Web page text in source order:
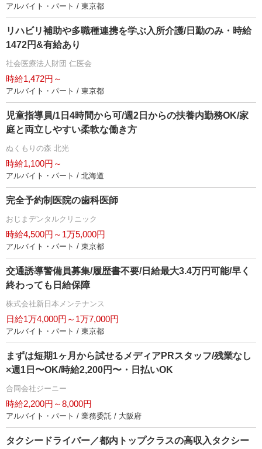
アルバイト・パート / 東京都
リハビリ補助や多職種連携を学ぶ入所介護/日勤のみ・時給
1472円&有給あり
社会医療法人財団 仁医会
時給1,472円～
アルバイト・パート / 東京都
児童指導員/1日4時間から可/週2日からの扶養内勤務OK/家
庭と両立しやすい柔軟な働き方
ぬくもりの森 北光
時給1,100円～
アルバイト・パート / 北海道
完全予約制医院の歯科医師
おじまデンタルクリニック
時給4,500円～1万5,000円
アルバイト・パート / 東京都
交通誘導警備員募集/履歴書不要/日給最大3.4万円可能/早く
終わっても日給保障
株式会社新日本メンテナンス
日給1万4,000円～1万7,000円
アルバイト・パート / 東京都
まずは短期1ヶ月から試せるメディアPRスタッフ/残業なし
×週1日〜OK/時給2,200円〜・日払いOK
合同会社ジーニー
時給2,200円～8,000円
アルバイト・パート / 業務委託 / 大阪府
タクシードライバー／都内トップクラスの高収入タクシー